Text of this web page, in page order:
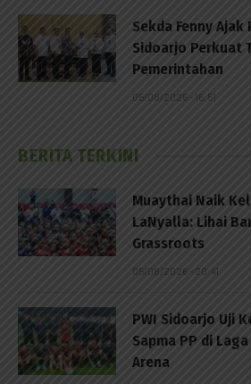
Sekda Fenny
Sidoarjo Perkuat
Pemerintahan
05/08/2026 - 16:51
BERITA TERKINI
Muaythai Naik
LaNyalla: Lihai
Grassroots
05/08/2026 - 20:41
PWI Sidoarjo Uji
Sapma PP di
Arena